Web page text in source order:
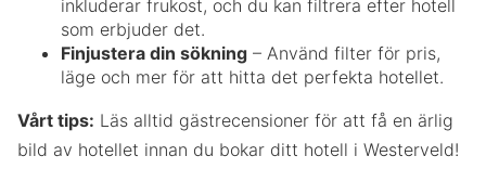
inkluderar frukost, och du kan filtrera efter hotell
som erbjuder det.
Finjustera din sökning – Använd filter för pris,
läge och mer för att hitta det perfekta hotellet.
Vårt tips: Läs alltid gästrecensioner för att få en ärlig
bild av hotellet innan du bokar ditt hotell i Westerveld!